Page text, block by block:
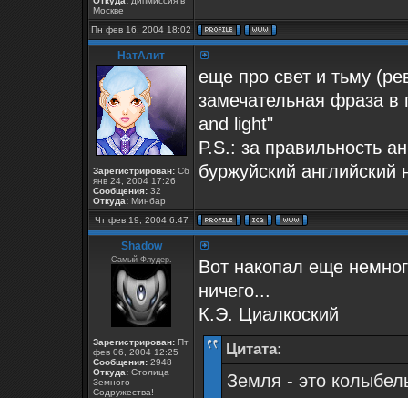
Москве
Пн фев 16, 2004 18:02
НатАлит
Зарегистрирован: Сб
янв 24, 2004 17:26
Сообщения: 32
Откуда: Минбар
еще про свет и тьму
замечательная фраза
and light"
P.S.: за правильность
буржуйский
Чт фев 19, 2004 6:47
Shadow
Самый Флудер.
Зарегистрирован: Пт
фев 06, 2004 12:25
Сообщения: 2948
Откуда: Столица
Земного
Содружества!
Вот накопал еще
ничего...
К.Э. Циалкоский
Цитата:
Земля - это